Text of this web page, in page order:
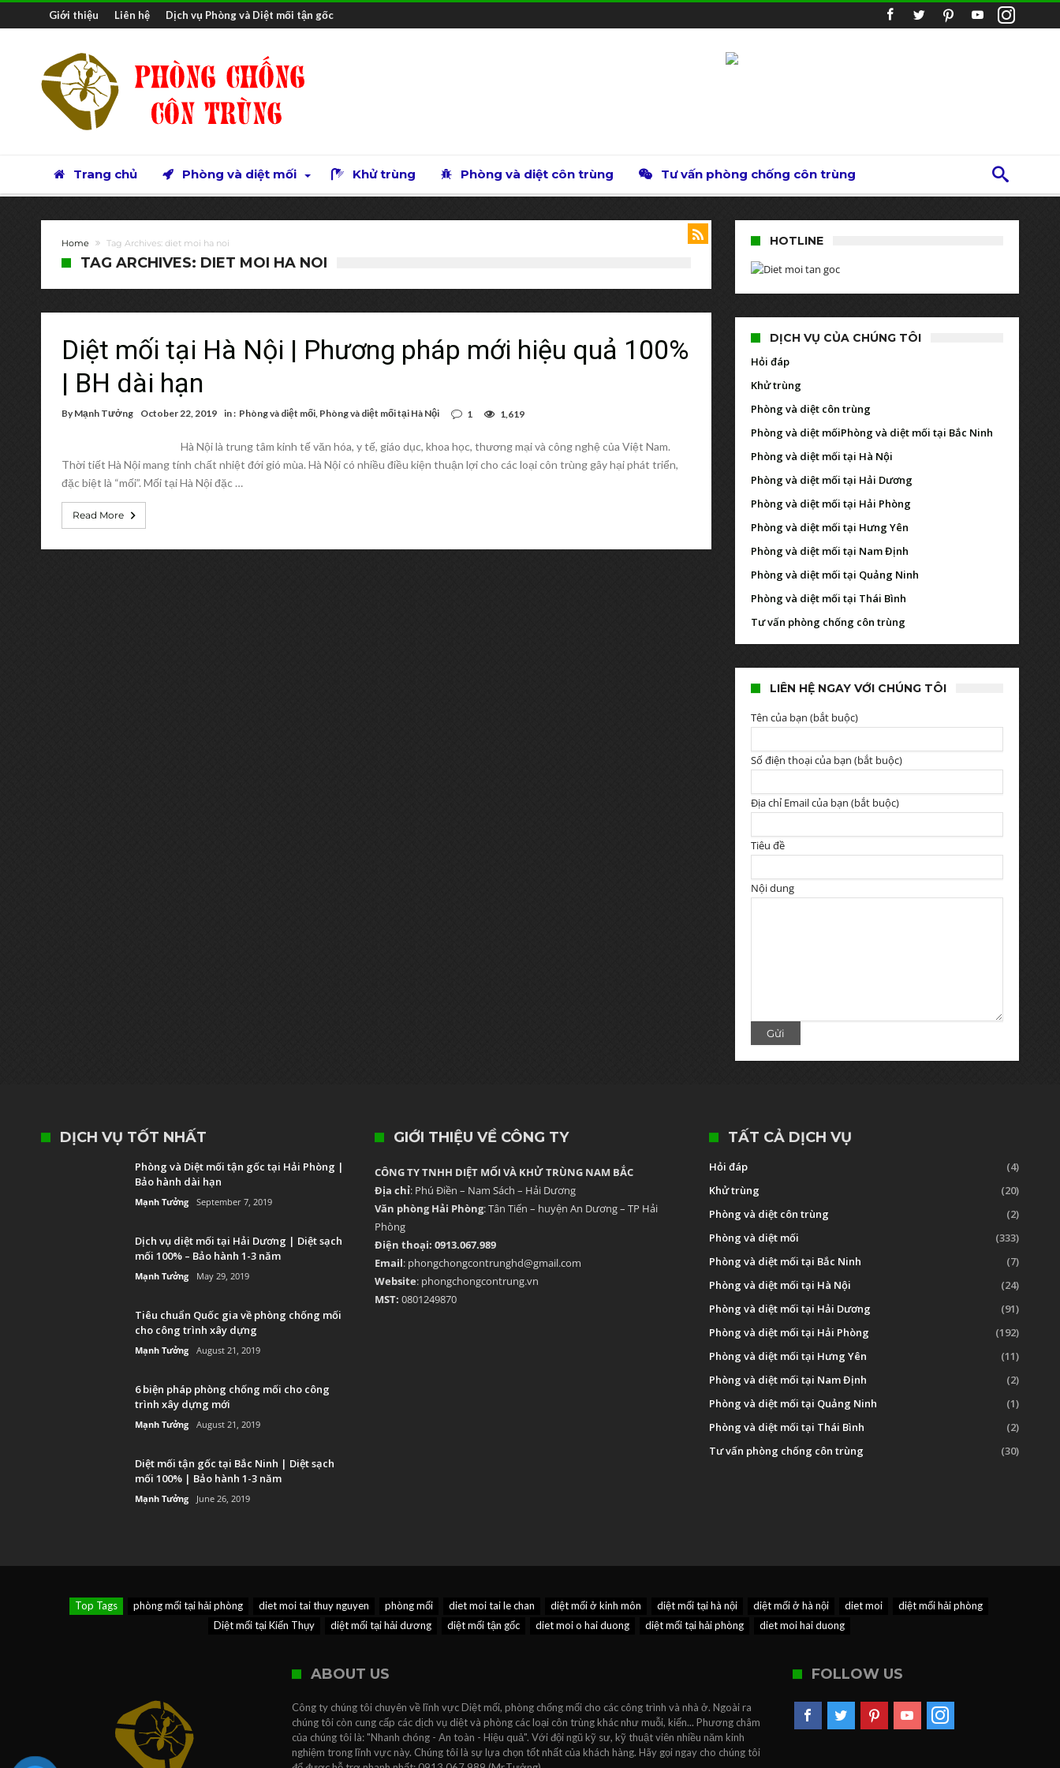
Giới thiệu Liên hệ Dịch vụ Phòng và Diệt mối tận gốc
Trang chủ Phòng và diệt mối Khử trùng Phòng và diệt côn trùng Tư vấn phòng chống côn trùng
Home Tag Archives: diet moi ha noi
TAG ARCHIVES: DIET MOI HA NOI
Diệt mối tại Hà Nội | Phương pháp mới hiệu quả 100%
| BH dài hạn
By Mạnh Tưởng October 22, 2019 in : Phòng và diệt mối, Phòng và diệt mối tại Hà Nội 1 1,619
Hà Nội là trung tâm kinh tế văn hóa, y tế, giáo dục, khoa học, thương mại và công nghệ của Việt Nam.
Thời tiết Hà Nội mang tính chất nhiệt đới gió mùa. Hà Nội có nhiều điều kiện thuận lợi cho các loại côn trùng gây hại phát triển,
đặc biệt là “mối”. Mối tại Hà Nội đặc …
Read More
HOTLINE
DỊCH VỤ CỦA CHÚNG TÔI
Hỏi đáp
Khử trùng
Phòng và diệt côn trùng
Phòng và diệt mốiPhòng và diệt mối tại Bắc Ninh
Phòng và diệt mối tại Hà Nội
Phòng và diệt mối tại Hải Dương
Phòng và diệt mối tại Hải Phòng
Phòng và diệt mối tại Hưng Yên
Phòng và diệt mối tại Nam Định
Phòng và diệt mối tại Quảng Ninh
Phòng và diệt mối tại Thái Bình
Tư vấn phòng chống côn trùng
LIÊN HỆ NGAY VỚI CHÚNG TÔI
Tên của bạn (bắt buộc)
Số điện thoại của bạn (bắt buộc)
Địa chỉ Email của bạn (bắt buộc)
Tiêu đề
Nội dung
DỊCH VỤ TỐT NHẤT
Phòng và Diệt mối tận gốc tại Hải Phòng |
Bảo hành dài hạn
Mạnh Tưởng September 7, 2019
Dịch vụ diệt mối tại Hải Dương | Diệt sạch
mối 100% – Bảo hành 1-3 năm
Mạnh Tưởng May 29, 2019
Tiêu chuẩn Quốc gia về phòng chống mối
cho công trình xây dựng
Mạnh Tưởng August 21, 2019
6 biện pháp phòng chống mối cho công
trình xây dựng mới
Mạnh Tưởng August 21, 2019
Diệt mối tận gốc tại Bắc Ninh | Diệt sạch
mối 100% | Bảo hành 1-3 năm
Mạnh Tưởng June 26, 2019
GIỚI THIỆU VỀ CÔNG TY
CÔNG TY TNHH DIỆT MỐI VÀ KHỬ TRÙNG NAM BẮC
Địa chỉ: Phú Điền – Nam Sách – Hải Dương
Văn phòng Hải Phòng: Tân Tiến – huyện An Dương – TP Hải
Phòng
Điện thoại: 0913.067.989
Email: phongchongcontrunghd@gmail.com
Website: phongchongcontrung.vn
MST: 0801249870
TẤT CẢ DỊCH VỤ
Hỏi đáp
(4)
Khử trùng
(20)
Phòng và diệt côn trùng
(2)
Phòng và diệt mối
(333)
Phòng và diệt mối tại Bắc Ninh
(7)
Phòng và diệt mối tại Hà Nội
(24)
Phòng và diệt mối tại Hải Dương
(91)
Phòng và diệt mối tại Hải Phòng
(192)
Phòng và diệt mối tại Hưng Yên
(11)
Phòng và diệt mối tại Nam Định
(2)
Phòng và diệt mối tại Quảng Ninh
(1)
Phòng và diệt mối tại Thái Bình
(2)
Tư vấn phòng chống côn trùng
(30)
Top Tags phòng mối tại hải phòng diet moi tai thuy nguyen phòng mối diet moi tai le chan diệt mối ở kinh môn diệt mối tại hà nội diệt mối ở hà nội diet moi
diệt mối hải phòng
Diệt mối tại Kiến Thụy
diệt mối tại hải dương diệt mối tận gốc diet moi o hai duong diệt mối tại hải phòng diet moi hai duong
ABOUT US
Công ty chúng tôi chuyên về lĩnh vực Diệt mối, phòng chống mối cho các công trình và nhà ở. Ngoài ra
chúng tôi còn cung cấp các dịch vụ diệt và phòng các loại côn trùng khác như muỗi, kiến... Phương châm
của chúng tôi là: "Nhanh chóng - An toàn - Hiệu quả". Với đội ngũ kỹ sư, kỹ thuật viên nhiều năm kinh
nghiệm trong lĩnh vực này. Chúng tôi là sự lựa chọn tốt nhất của khách hàng. Hãy gọi ngay cho chúng tôi
FOLLOW US